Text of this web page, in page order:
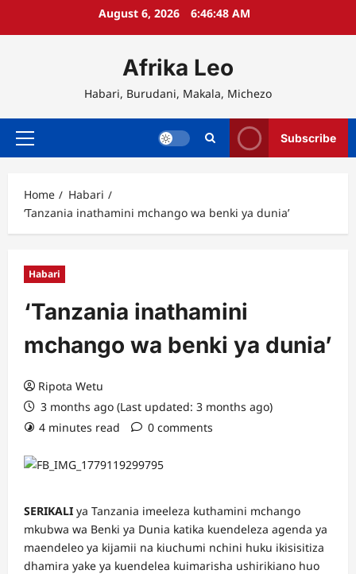
August 6, 2026 6:46:48 AM
Afrika Leo
Habari, Burudani, Makala, Michezo
Primary
Subscribe
Home
Habari
‘Tanzania inathamini mchango wa benki ya dunia’
Habari
‘Tanzania inathamini
mchango wa benki ya dunia’
Ripota Wetu
3 months ago (Last updated: 3 months ago)
4 minutes read
0 comments
SERIKALI ya Tanzania imeeleza kuthamini mchango
mkubwa wa Benki ya Dunia katika kuendeleza agenda ya
maendeleo ya kijamii na kiuchumi nchini huku ikisisitiza
dhamira yake ya kuendelea kuimarisha ushirikiano huo